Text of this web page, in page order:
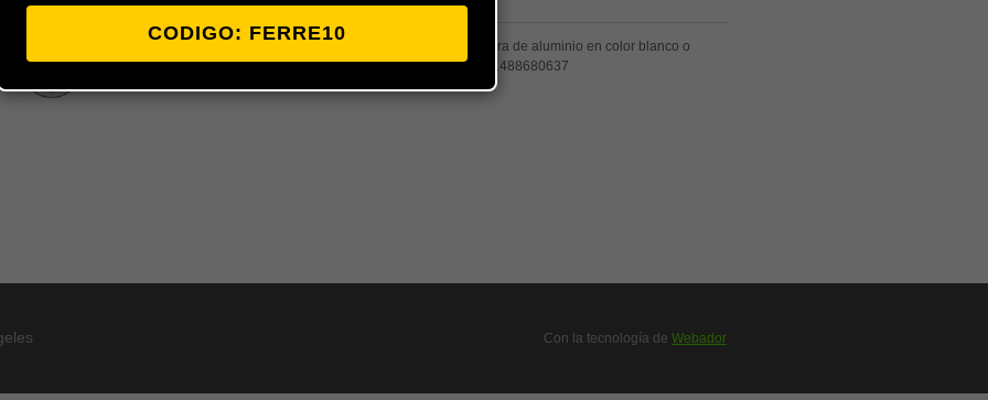
Juego de cierres para puerta corredera de aluminio en color blanco o
negro de la marca MICEL.EAN: 8431488680637
Con la tecnología de Webador
CODIGO: FERRE10